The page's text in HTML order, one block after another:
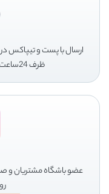
ارسال با پست و تیپاکس
ظرف 24ساعت پیگیری و ثبت شکایت فرمایید.
عضو باشگاه مشتریان و